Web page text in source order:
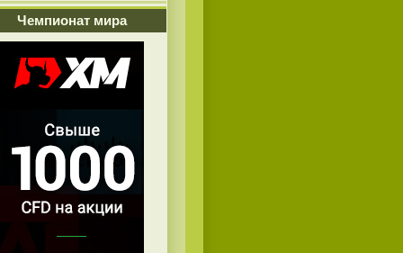
Чемпионат мира